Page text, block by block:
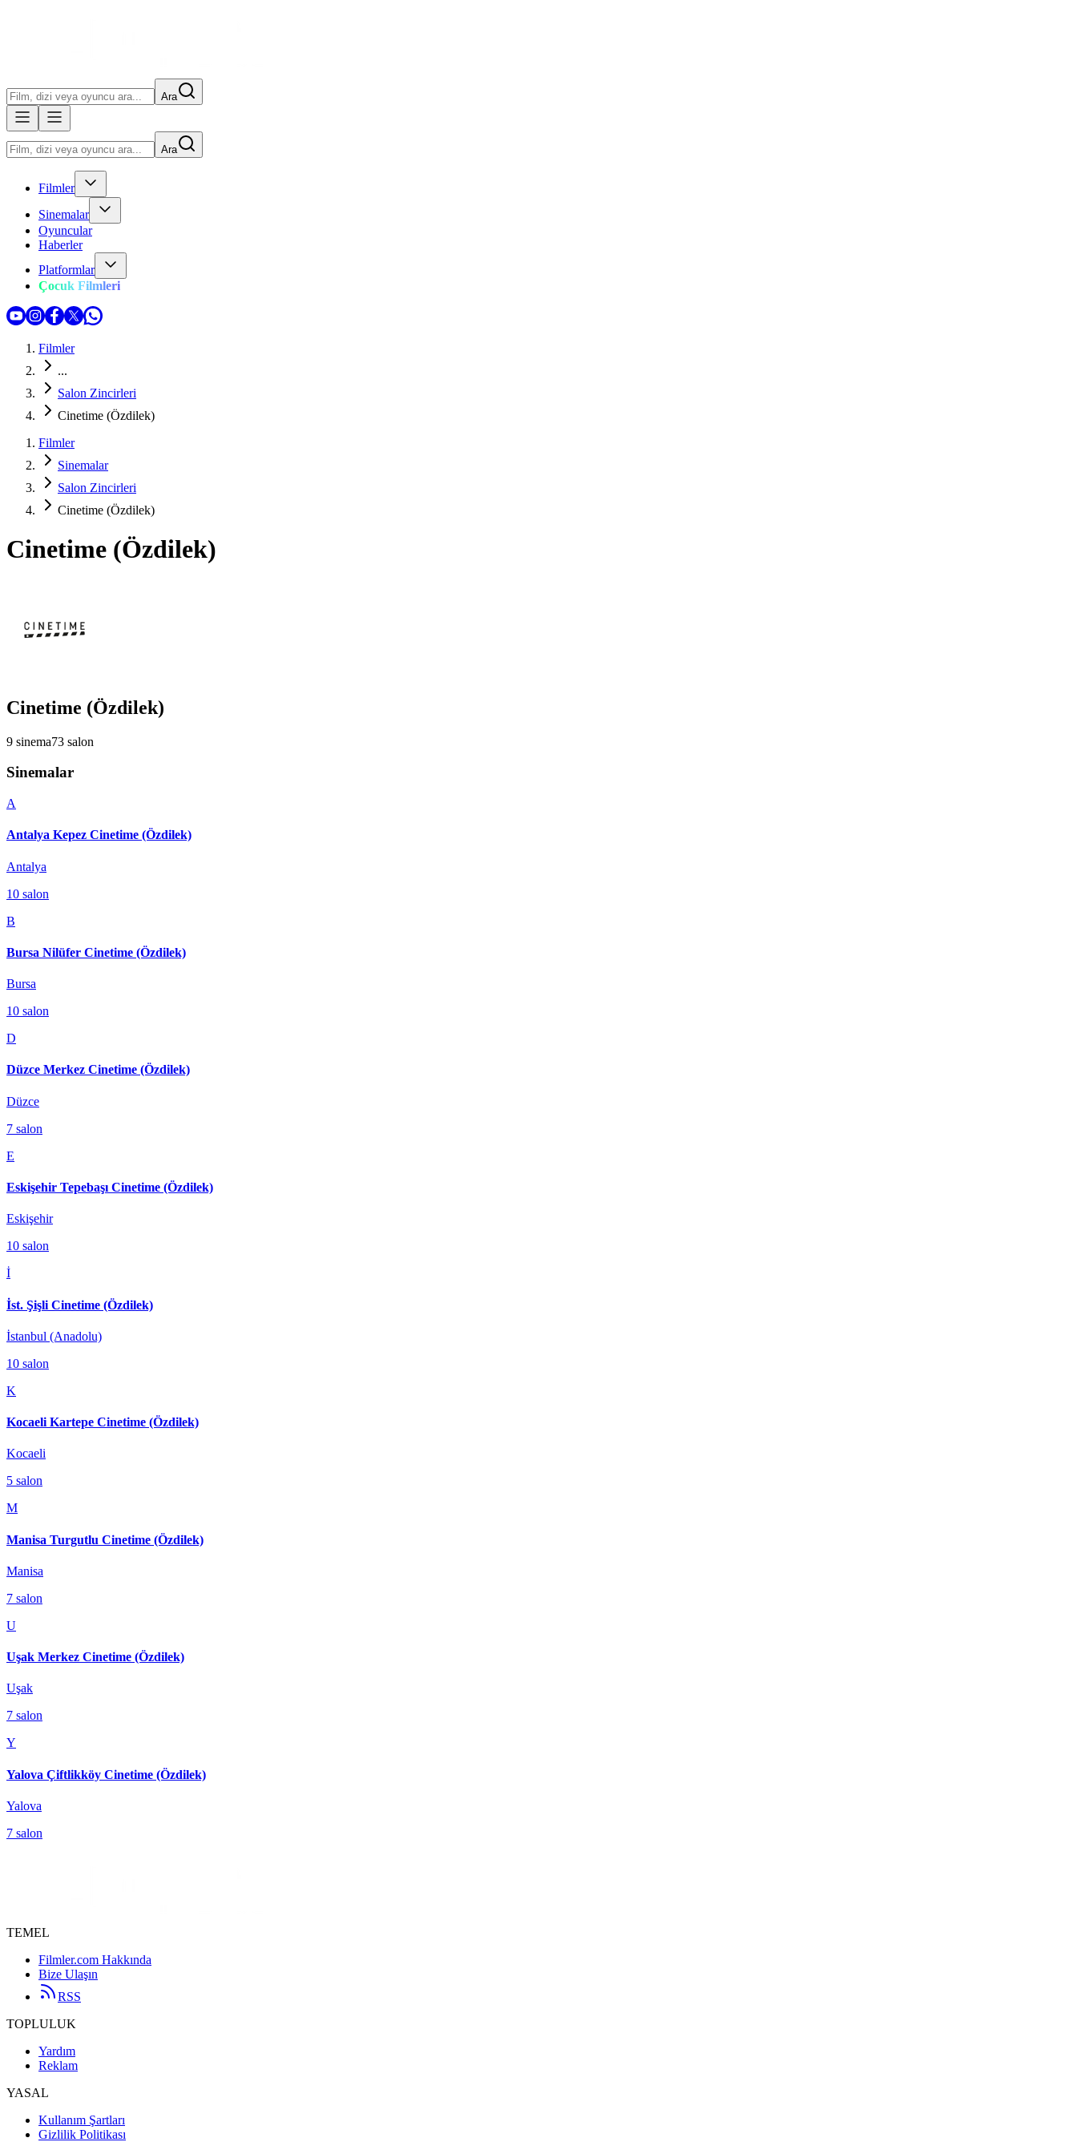
Ara
Ara
Filmler
Sinemalar
Oyuncular
Haberler
Platformlar
Çocuk Filmleri
Filmler
...
Salon Zincirleri
Cinetime (Özdilek)
Filmler
Sinemalar
Salon Zincirleri
Cinetime (Özdilek)
Cinetime (Özdilek)
Cinetime (Özdilek)
9 sinema73 salon
Sinemalar
A
Antalya Kepez Cinetime (Özdilek)
Antalya
10 salon
B
Bursa Nilüfer Cinetime (Özdilek)
Bursa
10 salon
D
Düzce Merkez Cinetime (Özdilek)
Düzce
7 salon
E
Eskişehir Tepebaşı Cinetime (Özdilek)
Eskişehir
10 salon
İ
İst. Şişli Cinetime (Özdilek)
İstanbul (Anadolu)
10 salon
K
Kocaeli Kartepe Cinetime (Özdilek)
Kocaeli
5 salon
M
Manisa Turgutlu Cinetime (Özdilek)
Manisa
7 salon
U
Uşak Merkez Cinetime (Özdilek)
Uşak
7 salon
Y
Yalova Çiftlikköy Cinetime (Özdilek)
Yalova
7 salon
TEMEL
Filmler.com Hakkında
Bize Ulaşın
RSS
TOPLULUK
Yardım
Reklam
YASAL
Kullanım Şartları
Gizlilik Politikası